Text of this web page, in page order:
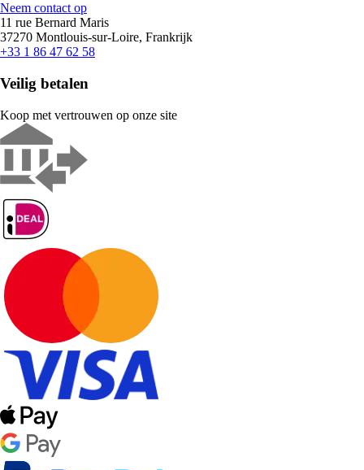
Neem contact op
11 rue Bernard Maris
37270 Montlouis-sur-Loire, Frankrijk
+33 1 86 47 62 58
Veilig betalen
Koop met vertrouwen op onze site